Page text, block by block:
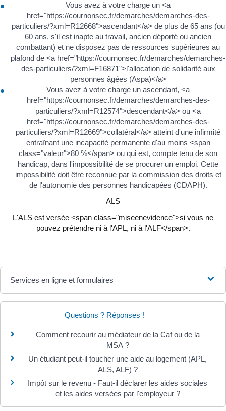
Vous avez à votre charge un <a
href="https://cournonsec.fr/demarches/demarches-des-
particuliers/?xml=R12668">ascendant</a> de plus de 65 ans (ou
60 ans, s'il est inapte au travail, ancien déporté ou ancien
combattant) et ne disposez pas de ressources supérieures au
plafond de <a href="https://cournonsec.fr/demarches/demarches-
des-particuliers/?xml=F16871">l'allocation de solidarité aux
personnes âgées (Aspa)</a>
Vous avez à votre charge un ascendant, <a
href="https://cournonsec.fr/demarches/demarches-des-
particuliers/?xml=R12574">descendant</a> ou <a
href="https://cournonsec.fr/demarches/demarches-des-
particuliers/?xml=R12669">collatéral</a> atteint d'une infirmité
entraînant une incapacité permanente d'au moins <span
class="valeur">80 %</span> ou qui est, compte tenu de son
handicap, dans l'impossibilité de se procurer un emploi. Cette
impossibilité doit être reconnue par la commission des droits et
de l'autonomie des personnes handicapées (CDAPH).
ALS
L'ALS est versée <span class="miseenevidence">si vous ne
pouvez prétendre ni à l'APL, ni à l'ALF</span>.
Services en ligne et formulaires
Questions ? Réponses !
Comment recourir au médiateur de la Caf ou de la
MSA ?
Un étudiant peut-il toucher une aide au logement (APL,
ALS, ALF) ?
Impôt sur le revenu - Faut-il déclarer les aides sociales
et les aides versées par l'employeur ?